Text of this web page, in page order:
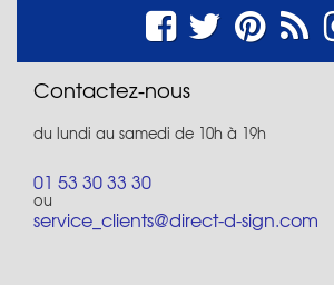
Contactez-nous
du lundi au samedi de 10h à 19h
01 53 30 33 30
ou
service_clients@direct-d-sign.com